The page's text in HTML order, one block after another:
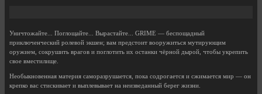
Уничтожайте... Поглощайте... Вырастайте... GRIME — беспощадный
приключенческий ролевой экшен; вам предстоит вооружиться мутирующим
оружием, сокрушить врагов и поглотить их останки чёрной дырой, чтобы укрепить
свое вместилище.
Необыкновенная материя саморазрушается, пока содрогается и сжимается мир — он
крепко вас стискивает и выплевывает на неизведанный берег жизни.